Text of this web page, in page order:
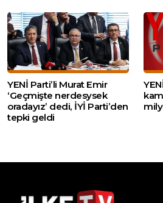
YENİ Parti’li Murat Emir
‘Geçmişte nerdesysek
oradayız’ dedi, İYİ Parti’den
tepki geldi